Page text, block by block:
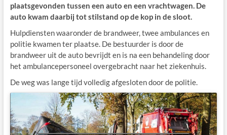
plaatsgevonden tussen een auto en een vrachtwagen. De
auto kwam daarbij tot stilstand op de kop in de sloot.
Hulpdiensten waaronder de brandweer, twee ambulances en
politie kwamen ter plaatse. De bestuurder is door de
brandweer uit de auto bevrijdt en is na een behandeling door
het ambulancepersoneel overgebracht naar het ziekenhuis.
De weg was lange tijd volledig afgesloten door de politie.